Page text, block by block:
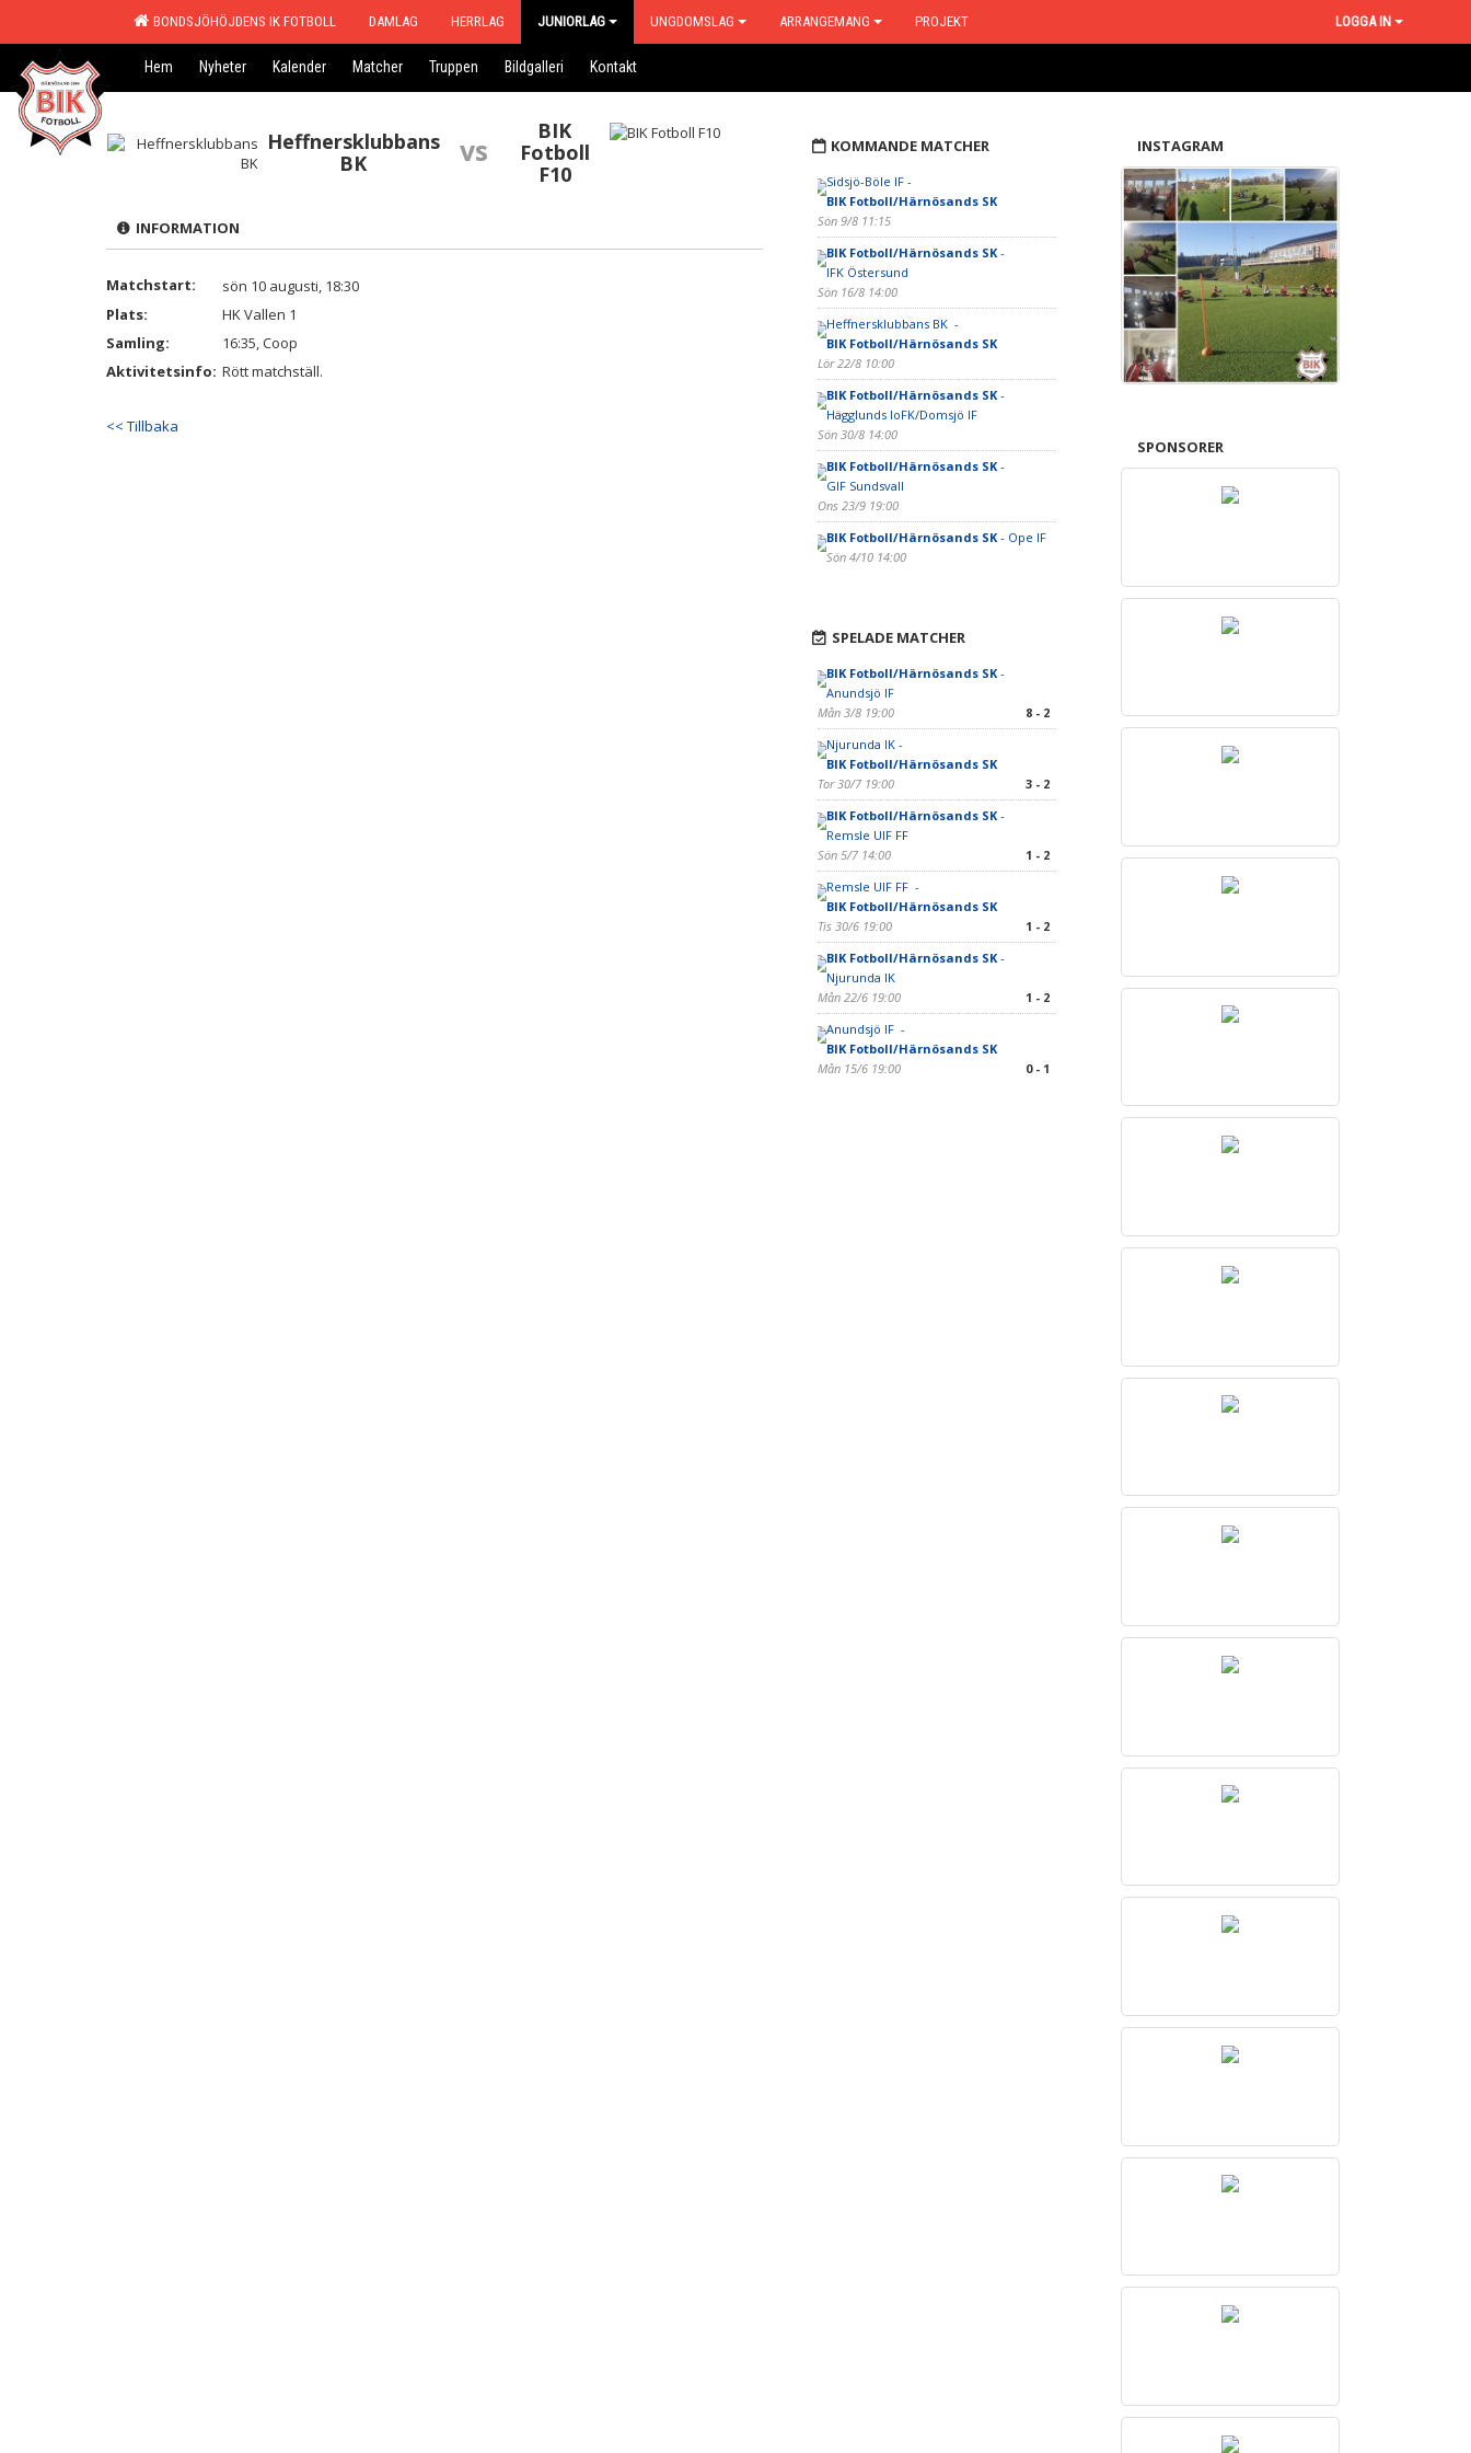
BONDSJÖHÖJDENS IK FOTBOLL DAMLAG HERRLAG JUNIORLAG UNGDOMSLAG ARRANGEMANG PROJEKT LOGGA IN
Hem Nyheter Kalender Matcher Truppen Bildgalleri Kontakt
Heffnersklubbans
BK
vs
BIK
Fotboll
F10
INFORMATION
Matchstart:
sön 10 augusti, 18:30
Plats:
HK Vallen 1
Samling:
16:35, Coop
Aktivitetsinfo: Rött matchställ.
<< Tillbaka
KOMMANDE MATCHER
Sidsjö-Böle IF -
BIK Fotboll/Härnösands SK
Sön 9/8 11:15
BIK Fotboll/Härnösands SK-
IFK Östersund
Sön 16/8 14:00
Heffnersklubbans BK -
BIK Fotboll/Härnösands SK
Lör 22/8 10:00
BIK Fotboll/Härnösands SK-
Hägglunds IoFK/Domsjö IF
Sön 30/8 14:00
BIK Fotboll/Härnösands SK-
GIF Sundsvall
Ons 23/9 19:00
BIK Fotboll/Härnösands SK- Ope IF
Sön 4/10 14:00
SPELADE MATCHER
BIK Fotboll/Härnösands SK-
Anundsjö IF
Mån 3/8 19:00
8 - 2
Njurunda IK -
BIK Fotboll/Härnösands SK
Tor 30/7 19:00
3 - 2
BIK Fotboll/Härnösands SK-
Remsle UIF FF
Sön 5/7 14:00
1 - 2
Remsle UIF FF -
BIK Fotboll/Härnösands SK
Tis 30/6 19:00
1 - 2
BIK Fotboll/Härnösands SK-
Njurunda IK
Mån 22/6 19:00
1 - 2
Anundsjö IF -
BIK Fotboll/Härnösands SK
Mån 15/6 19:00
0 - 1
INSTAGRAM
SPONSORER